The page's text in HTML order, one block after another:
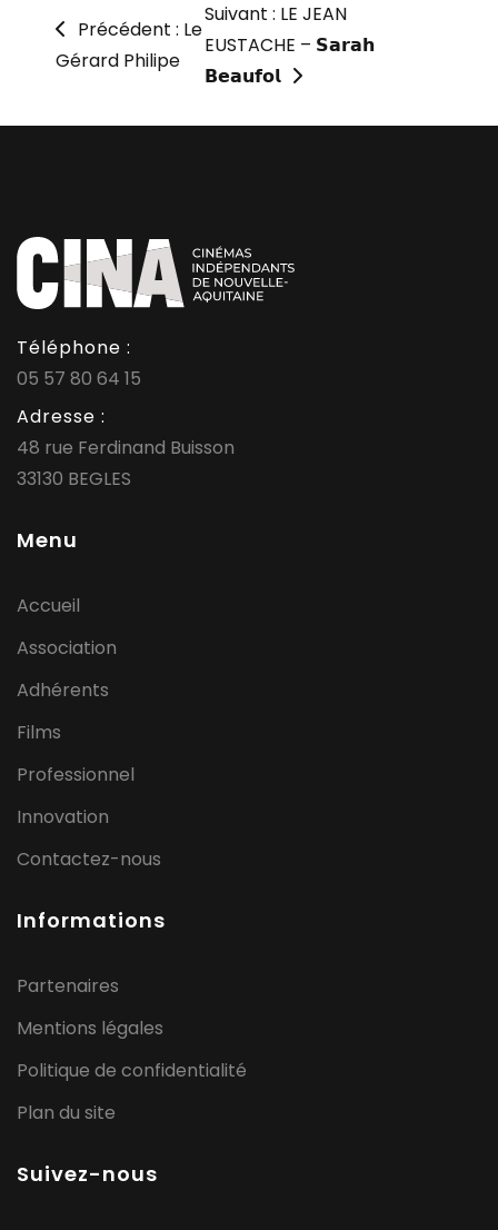
Précédent : Le
Gérard Philipe
Suivant : LE JEAN
EUSTACHE – 𝗦𝗮𝗿𝗮𝗵
𝗕𝗲𝗮𝘂𝗳𝗼𝗹
Téléphone :
05 57 80 64 15
Adresse :
48 rue Ferdinand Buisson
33130 BEGLES
Menu
Accueil
Association
Adhérents
Films
Professionnel
Innovation
Contactez-nous
Informations
Partenaires
Mentions légales
Politique de confidentialité
Plan du site
Suivez-nous